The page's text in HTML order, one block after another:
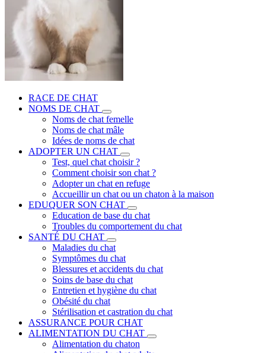
RACE DE CHAT
NOMS DE CHAT
Noms de chat femelle
Noms de chat mâle
Idées de noms de chat
ADOPTER UN CHAT
Test, quel chat choisir ?
Comment choisir son chat ?
Adopter un chat en refuge
Accueillir un chat ou un chaton à la maison
EDUQUER SON CHAT
Education de base du chat
Troubles du comportement du chat
SANTÉ DU CHAT
Maladies du chat
Symptômes du chat
Blessures et accidents du chat
Soins de base du chat
Entretien et hygiène du chat
Obésité du chat
Stérilisation et castration du chat
ASSURANCE POUR CHAT
ALIMENTATION DU CHAT
Alimentation du chaton